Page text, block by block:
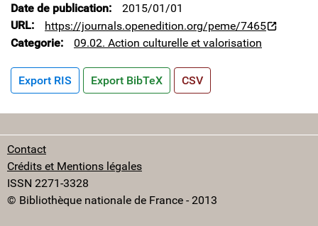
Date de publication
2015/01/01
URL
https://journals.openedition.org/peme/7465
Categorie
09.02. Action culturelle et valorisation
Export RIS Export BibTeX CSV
Contact
Crédits et Mentions légales
ISSN 2271-3328
© Bibliothèque nationale de France - 2013